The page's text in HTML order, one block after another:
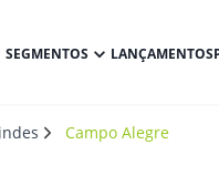
SEGMENTOS LANÇAMENTOS
Campo Alegre